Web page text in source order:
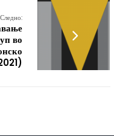
Следно:
во